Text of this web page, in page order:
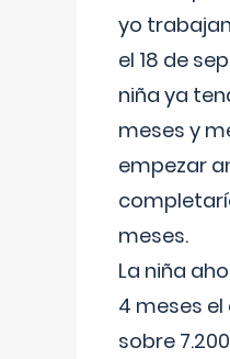
yo
el 18 de
niña ya
meses y
empezar
meses.
La niña
4 meses el
sobre